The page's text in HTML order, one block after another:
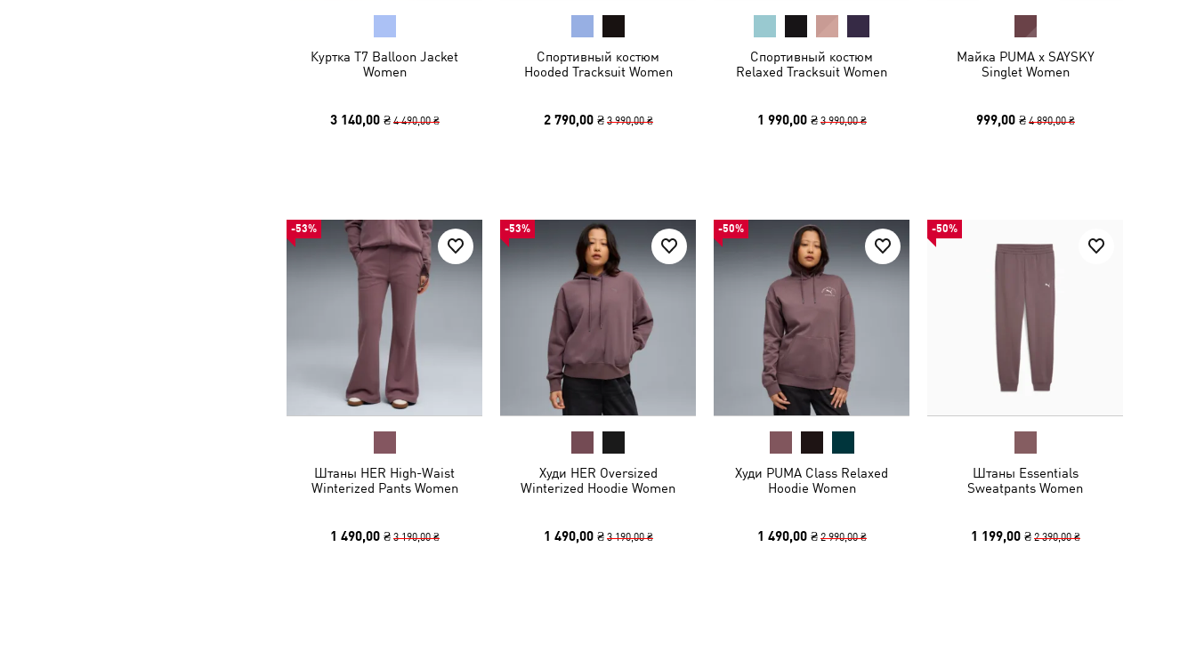
Куртка T7 Balloon Jacket
Women
3 140,00 ₴ 4 490,00 ₴
Спортивный костюм
Hooded Tracksuit Women
2 790,00 ₴ 3 990,00 ₴
Спортивный костюм
Relaxed Tracksuit Women
1 990,00 ₴ 3 990,00 ₴
Майка PUMA x SAYSKY
Singlet Women
999,00 ₴ 4 890,00 ₴
-53%
Штаны HER High-Waist
Winterized Pants Women
1 490,00 ₴ 3 190,00 ₴
-53%
Худи HER Oversized
Winterized Hoodie Women
1 490,00 ₴ 3 190,00 ₴
-50%
Худи PUMA Class Relaxed
Hoodie Women
1 490,00 ₴ 2 990,00 ₴
-50%
Штаны Essentials
Sweatpants Women
1 199,00 ₴ 2 390,00 ₴